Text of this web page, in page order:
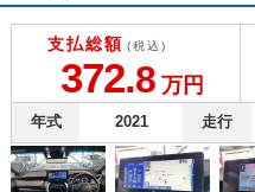
支払総額 (税込)
372.8 万円
年式 2021 走行